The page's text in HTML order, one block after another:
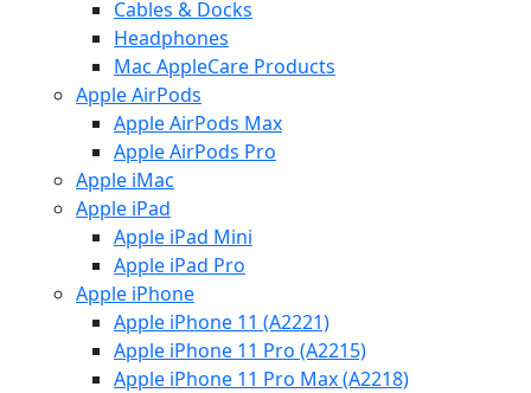
Cables & Docks
Headphones
Mac AppleCare Products
Apple AirPods
Apple AirPods Max
Apple AirPods Pro
Apple iMac
Apple iPad
Apple iPad Mini
Apple iPad Pro
Apple iPhone
Apple iPhone 11 (A2221)
Apple iPhone 11 Pro (A2215)
Apple iPhone 11 Pro Max (A2218)